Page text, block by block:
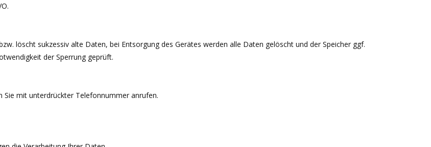
löscht sukzessiv alte Daten, bei Entsorgung des Gerätes werden alle Daten gelöscht und der Speicher ggf.
der Sperrung geprüft.
Sie mit unterdrückter Telefonnummer anrufen.